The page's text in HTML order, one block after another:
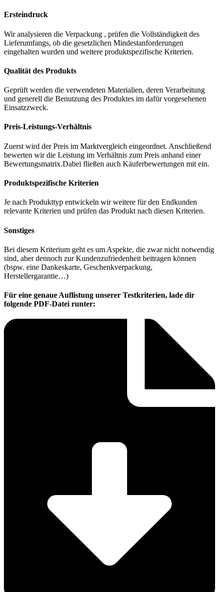
Ersteindruck
Wir analysieren die Verpackung , prüfen die Vollständigkeit des
Lieferumfangs, ob die gesetzlichen Mindestanforderungen
eingehalten wurden und weitere produktspezifische Kriterien.
Qualität des Produkts
Geprüft werden die verwendeten Materialien, deren Verarbeitung
und generell die Benutzung des Produktes im dafür vorgesehenen
Einsatzzweck.
Preis-Leistungs-Verhältnis
Zuerst wird der Preis im Marktvergleich eingeordnet. Anschließend
bewerten wir die Leistung im Verhältnis zum Preis anhand einer
Bewertungsmatrix.Dabei fließen auch Käuferbewertungen mit ein.
Produktspezifische Kriterien
Je nach Produkttyp entwickeln wir weitere für den Endkunden
relevante Kriterien und prüfen das Produkt nach diesen Kriterien.
Sonstiges
Bei diesem Kriterium geht es um Aspekte, die zwar nicht notwendig
sind, aber dennoch zur Kundenzufriedenheit beitragen können
(bspw. eine Dankeskarte, Geschenkverpackung,
Herstellergarantie…)
Für eine genaue Auflistung unserer Testkriterien, lade dir
folgende PDF-Datei runter: